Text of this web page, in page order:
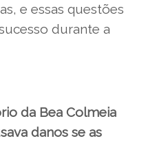
e essas questões
durante a
da Bea Colmeia
danos se as